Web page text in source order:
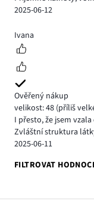
2025-06-12
3
Ivana
Ověřený nákup
velikost: 48 (příliš
I přesto, že jsem
Zvláštní struktura
2025-06-11
FILTROVAT